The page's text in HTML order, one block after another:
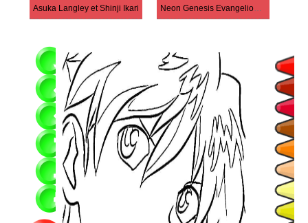
Asuka Langley et Shinji Ikari Neon Genesis Evangelion à imprimer